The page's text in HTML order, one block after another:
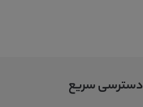
دسترسی سریع